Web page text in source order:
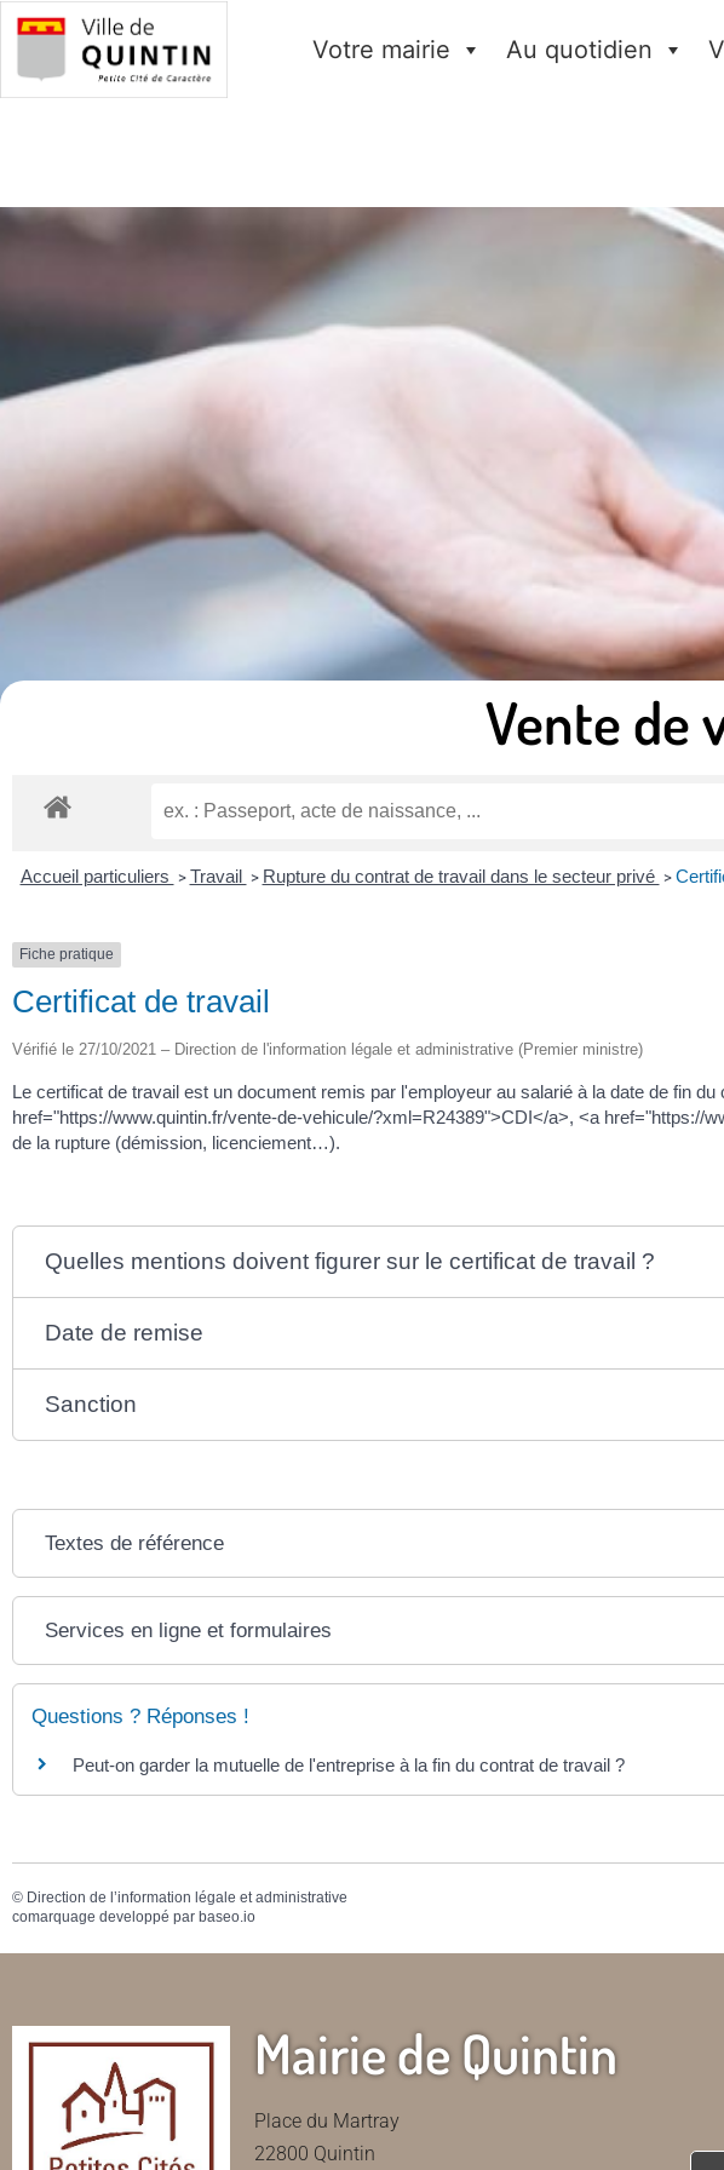
Votre mairie Au quotidien
Vente de
Accueil particuliers > Travail > Rupture du contrat de travail dans le secteur privé >
Fiche pratique
Certificat de travail
Vérifié le 27/10/2021 – Direction de l'information légale et administrative (Premier ministre)
Le certificat de travail est un document remis par l'employeur au salarié à la date de fin
href="https://www.quintin.fr/vente-de-vehicule/?xml=R24389">CDI</a>, <a
de la rupture (démission, licenciement…).
Quelles mentions doivent figurer sur le certificat de travail ?
Date de remise
Sanction
Textes de référence
Services en ligne et formulaires
Questions ? Réponses !
Peut-on garder la mutuelle de l'entreprise à la fin du contrat de travail ?
© Direction de l’information légale et administrative
comarquage developpé par baseo.io
Mairie de Quintin
Place du Martray
22800 Quintin